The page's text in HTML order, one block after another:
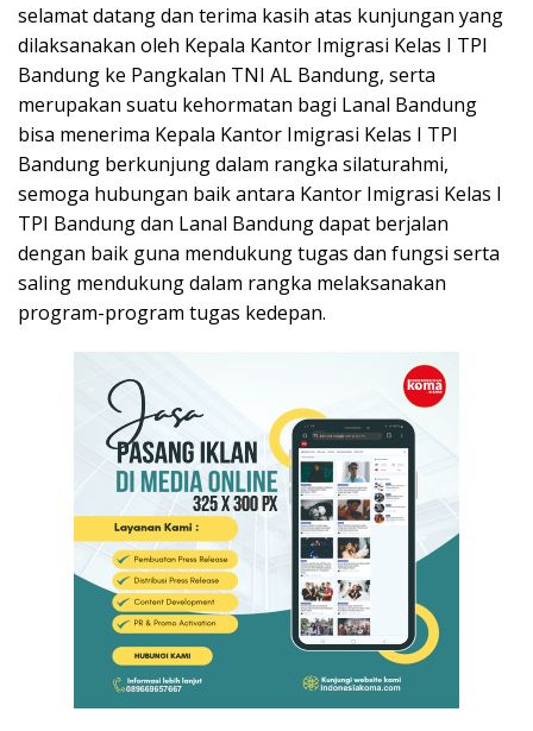
selamat datang dan terima kasih atas kunjungan yang
dilaksanakan oleh Kepala Kantor Imigrasi Kelas I TPI
Bandung ke Pangkalan TNI AL Bandung, serta
merupakan suatu kehormatan bagi Lanal Bandung
bisa menerima Kepala Kantor Imigrasi Kelas I TPI
Bandung berkunjung dalam rangka silaturahmi,
semoga hubungan baik antara Kantor Imigrasi Kelas I
TPI Bandung dan Lanal Bandung dapat berjalan
dengan baik guna mendukung tugas dan fungsi serta
saling mendukung dalam rangka melaksanakan
program-program tugas kedepan.